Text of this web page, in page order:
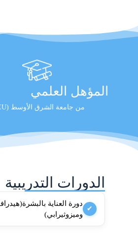
المؤهل العلمي
من جامعة الشرق الأوسط (MEU)
الدورات التدريبية
✔
دورة العناية
وميزوثيرابي)